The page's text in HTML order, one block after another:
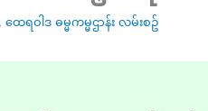
, ထေရဝါဒ ဓမ္မကမ္မဌာန်း လမ်းစဥ်